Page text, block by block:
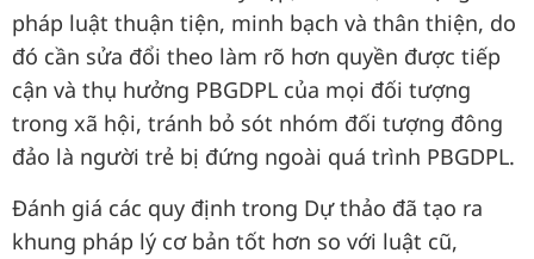
pháp luật thuận tiện, minh bạch và thân thiện, do
đó cần sửa đổi theo làm rõ hơn quyền được tiếp
cận và thụ hưởng PBGDPL của mọi đối tượng
trong xã hội, tránh bỏ sót nhóm đối tượng đông
đảo là người trẻ bị đứng ngoài quá trình PBGDPL.
Đánh giá các quy định trong Dự thảo đã tạo ra
khung pháp lý cơ bản tốt hơn so với luật cũ,